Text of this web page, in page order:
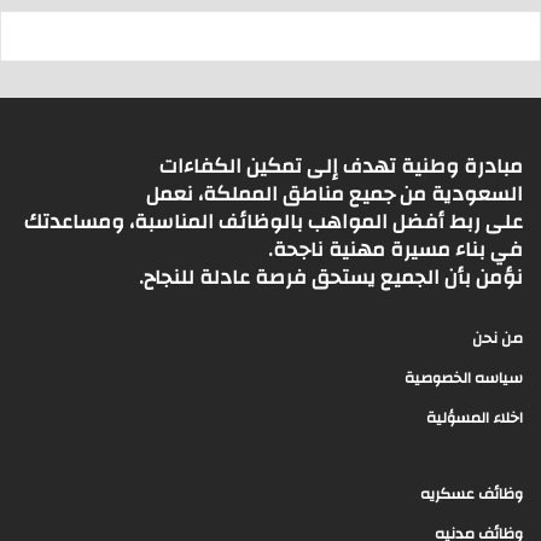
مبادرة وطنية تهدف إلى تمكين الكفاءات
السعودية من جميع مناطق المملكة، نعمل
على ربط أفضل المواهب بالوظائف المناسبة، ومساعدتك
في بناء مسيرة مهنية ناجحة.
نؤمن بأن الجميع يستحق فرصة عادلة للنجاح.
من نحن
سياسه الخصوصية
اخلاء المسؤلية
وظائف عسكريه
وظائف مدنيه